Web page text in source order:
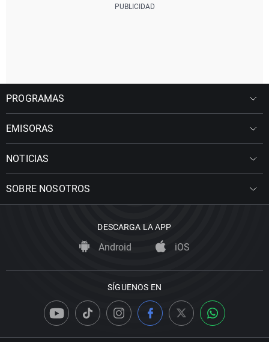
PROGRAMAS
EMISORAS
NOTICIAS
SOBRE NOSOTROS
DESCARGA LA APP
Android iOS
SÍGUENOS EN